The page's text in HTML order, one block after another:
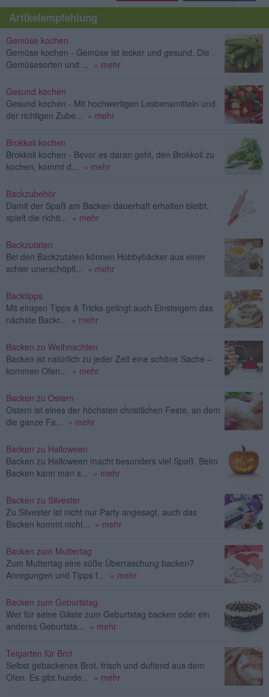
Artikelempfehlung
Gemüse kochen
Gemüse kochen - Gemüse ist lecker und gesund. Die
Gemüsesorten und ... » mehr
Gesund kochen
Gesund kochen - Mit hochwertigen Lesbensmitteln und
der richtigen Zube... » mehr
Brokkoli kochen
Brokkoli kochen - Bevor es daran geht, den Brokkoli zu
kochen, kommt d... » mehr
Backzubehör
Damit der Spaß am Backen dauerhaft erhalten bleibt,
spielt die richti... » mehr
Backzutaten
Bei den Backzutaten können Hobbybäcker aus einer
schier unerschöpfl... » mehr
Backtipps
Mit einigen Tipps & Tricks gelingt auch Einsteigern das
nächste Backr... » mehr
Backen zu Weihnachten
Backen ist natürlich zu jeder Zeit eine schöne Sache –
kommen Ofen... » mehr
Backen zu Ostern
Ostern ist eines der höchsten christlichen Feste, an dem
die ganze Fa... » mehr
Backen zu Halloween
Backen zu Halloween macht besonders viel Spaß. Beim
Backen kann man s... » mehr
Backen zu Silvester
Zu Silvester ist nicht nur Party angesagt, auch das
Backen kommt nicht... » mehr
Backen zum Muttertag
Zum Muttertag eine süße Überraschung backen?
Anregungen und Tipps f... » mehr
Backen zum Geburtstag
Wer für seine Gäste zum Geburtstag backen oder ein
anderes Geburtsta... » mehr
Teigarten für Brot
Selbst gebackenes Brot, frisch und duftend aus dem
Ofen. Es gibt hunde... » mehr